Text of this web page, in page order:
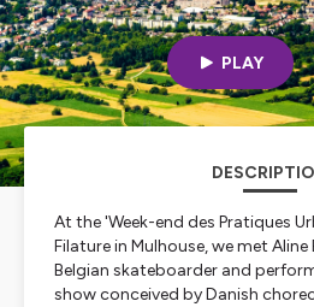
PLAY
At the 'Week-end des Pratiques
Filature in Mulhouse, we met
Belgian skateboarder and
show conceived by Danish